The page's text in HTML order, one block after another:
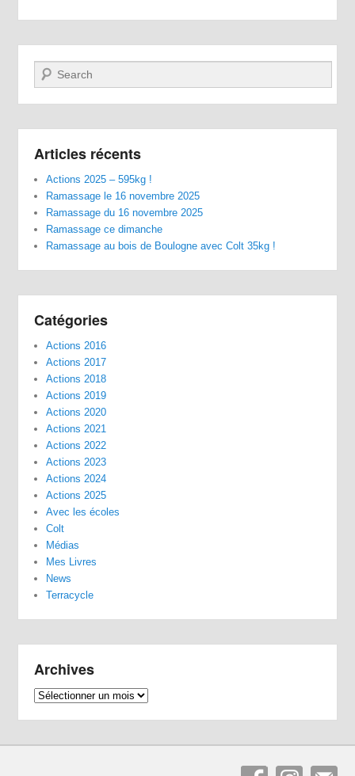
Recherche
Articles récents
Actions 2025 – 595kg !
Ramassage le 16 novembre 2025
Ramassage du 16 novembre 2025
Ramassage ce dimanche
Ramassage au bois de Boulogne avec Colt 35kg !
Catégories
Actions 2016
Actions 2017
Actions 2018
Actions 2019
Actions 2020
Actions 2021
Actions 2022
Actions 2023
Actions 2024
Actions 2025
Avec les écoles
Colt
Médias
Mes Livres
News
Terracycle
Archives
Archives